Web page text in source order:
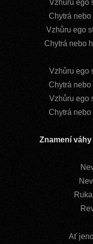
Vzhůru ego
Chytrá nebo
Vzhůru ego
Chytrá nebo
Vzhůru ego
Chytrá nebo
Vzhůru ego
Chytrá
Znamení váhy
Ať